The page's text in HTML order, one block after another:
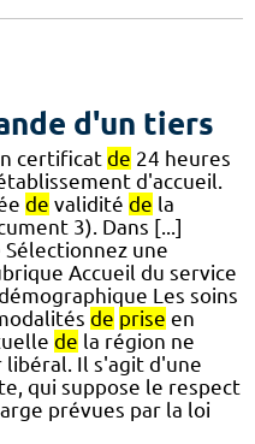
d'un tiers
certificat de 24 heures
d'accueil.
de validité de la
3). Dans [...]
Sélectionnez une
Accueil du service
Les soins
de prise en
de la région ne
libéral. Il s'agit d'une
qui suppose le respect
prévues par la loi